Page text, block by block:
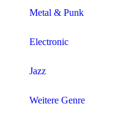
Metal & Punk
Electronic
Jazz
Weitere Genre